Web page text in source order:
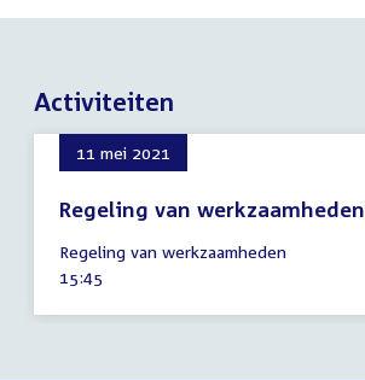
Activiteiten
11 mei 2021
Regeling van werkzaamheden
mei
2021
Regeling van werkzaamheden
Tijd
15:45